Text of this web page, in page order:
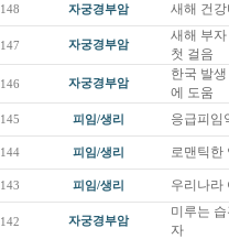
148 자궁경부암 새해 건
147 자궁경부암
새해 부
첫 걸음
146 자궁경부암
한국 발
에 도움
145 피임/생리 응급피임
144 피임/생리 로맨틱한
143 피임/생리 우리나라
142 자궁경부암
미루는
자